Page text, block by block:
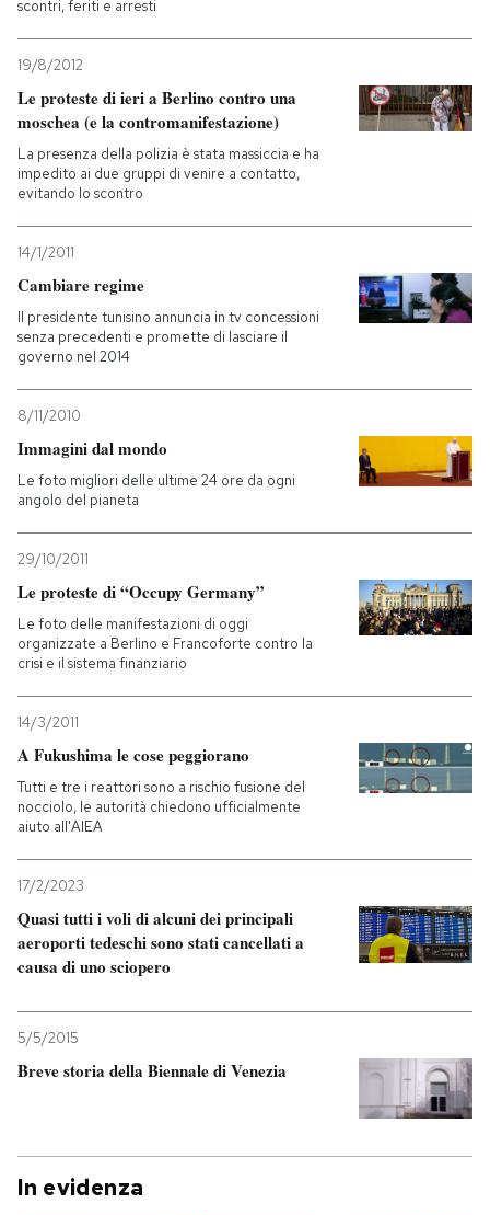
scontri, feriti e arresti
19/8/2012
Le proteste di ieri a Berlino contro una
moschea (e la contromanifestazione)
La presenza della polizia è stata massiccia e ha
impedito ai due gruppi di venire a contatto,
evitando lo scontro
14/1/2011
Cambiare regime
Il presidente tunisino annuncia in tv concessioni
senza precedenti e promette di lasciare il
governo nel 2014
8/11/2010
Immagini dal mondo
Le foto migliori delle ultime 24 ore da ogni
angolo del pianeta
29/10/2011
Le proteste di “Occupy Germany”
Le foto delle manifestazioni di oggi
organizzate a Berlino e Francoforte contro la
crisi e il sistema finanziario
14/3/2011
A Fukushima le cose peggiorano
Tutti e tre i reattori sono a rischio fusione del
nocciolo, le autorità chiedono ufficialmente
aiuto all'AIEA
17/2/2023
Quasi tutti i voli di alcuni dei principali
aeroporti tedeschi sono stati cancellati a
causa di uno sciopero
5/5/2015
Breve storia della Biennale di Venezia
In evidenza